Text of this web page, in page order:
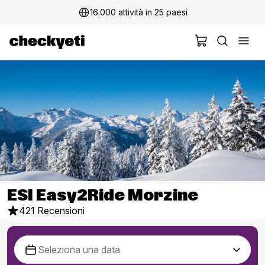
16.000 attività in 25 paesi
ESI Easy2Ride Morzine
421 Recensioni